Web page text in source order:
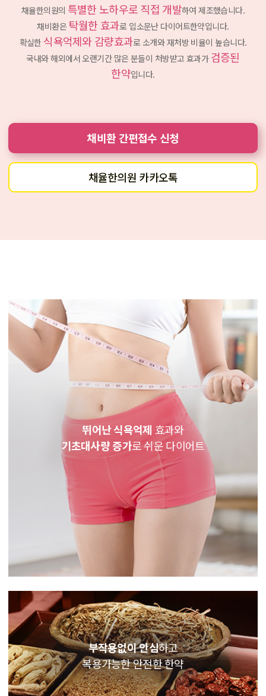
채율한의원의 특별한 노하우로 직접 개발하여 제조했습니다.
채비환은 탁월한 효과로 입소문난 다이어트한약입니다.
확실한 식욕억제와 감량효과로 소개와 재처방 비율이 높습니다.
국내와 해외에서 오랜기간 많은 분들이 처방받고 효과가 검증된
한약입니다.
채비환 간편접수 신청
채율한의원 카카오톡
뛰어난 식욕억제 효과와
기초대사량 증가로 쉬운 다이어트
부작용없이 안심하고
복용가능한 안전한 한약